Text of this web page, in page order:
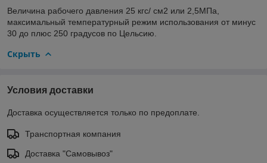
Величина рабочего давления 25 кгс/ см2 или 2,5МПа,
максимальный температурный режим использования от минус
30 до плюс 250 градусов по Цельсию.
Скрыть
Условия доставки
Доставка осуществляется только по предоплате.
Транспортная компания
Доставка "Самовывоз"